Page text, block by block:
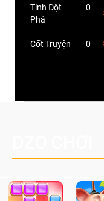
Tính Đột
Phá
0
Cốt Truyện 0